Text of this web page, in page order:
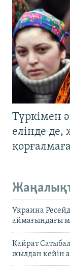
Түркімен
елінде
Украина
аймағындағы
Қайрат
жылдан кейін